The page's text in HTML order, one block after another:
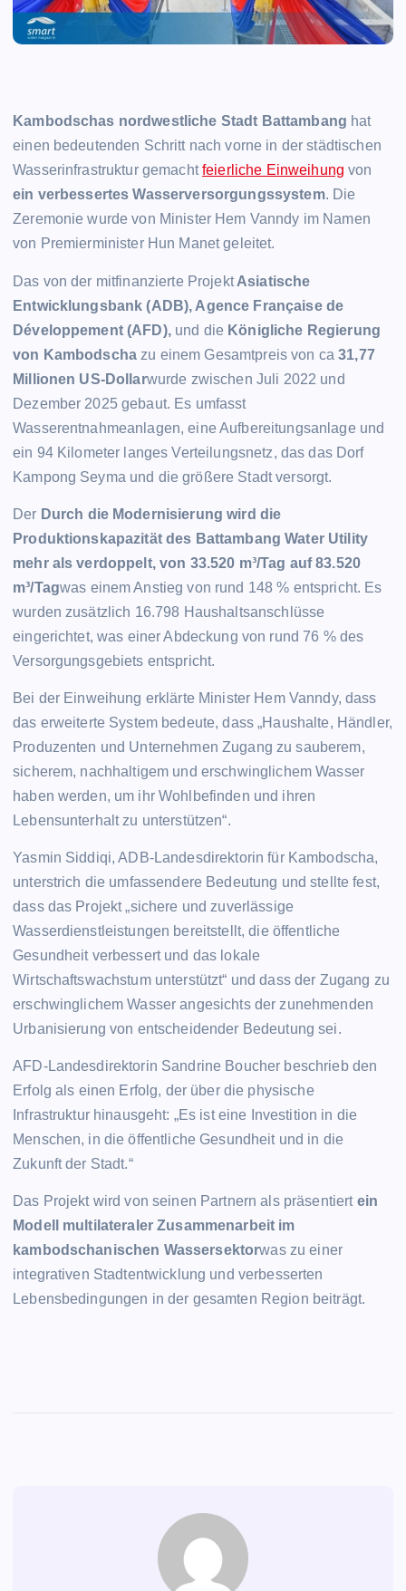
Kambodschas nordwestliche Stadt Battambang hat
einen bedeutenden Schritt nach vorne in der städtischen
Wasserinfrastruktur gemachtfeierliche Einweihung von
ein verbessertes Wasserversorgungssystem. Die
Zeremonie wurde von Minister Hem Vanndy im Namen
von Premierminister Hun Manet geleitet.
Das von der mitfinanzierte ProjektAsiatische
Entwicklungsbank (ADB), Agence Française de
Développement (AFD), und die Königliche Regierung
von Kambodscha zu einem Gesamtpreis von ca31,77
Millionen US-Dollarwurde zwischen Juli 2022 und
Dezember 2025 gebaut. Es umfasst
Wasserentnahmeanlagen, eine Aufbereitungsanlage und
ein 94 Kilometer langes Verteilungsnetz, das das Dorf
Kampong Seyma und die größere Stadt versorgt.
Der Durch die Modernisierung wird die
Produktionskapazität des Battambang Water Utility
mehr als verdoppelt, von 33.520 m³/Tag auf 83.520
m³/Tagwas einem Anstieg von rund 148 % entspricht. Es
wurden zusätzlich 16.798 Haushaltsanschlüsse
eingerichtet, was einer Abdeckung von rund 76 % des
Versorgungsgebiets entspricht.
Bei der Einweihung erklärte Minister Hem Vanndy, dass
das erweiterte System bedeute, dass „Haushalte, Händler,
Produzenten und Unternehmen Zugang zu sauberem,
sicherem, nachhaltigem und erschwinglichem Wasser
haben werden, um ihr Wohlbefinden und ihren
Lebensunterhalt zu unterstützen“.
Yasmin Siddiqi, ADB-Landesdirektorin für Kambodscha,
unterstrich die umfassendere Bedeutung und stellte fest,
dass das Projekt „sichere und zuverlässige
Wasserdienstleistungen bereitstellt, die öffentliche
Gesundheit verbessert und das lokale
Wirtschaftswachstum unterstützt“ und dass der Zugang zu
erschwinglichem Wasser angesichts der zunehmenden
Urbanisierung von entscheidender Bedeutung sei.
AFD-Landesdirektorin Sandrine Boucher beschrieb den
Erfolg als einen Erfolg, der über die physische
Infrastruktur hinausgeht: „Es ist eine Investition in die
Menschen, in die öffentliche Gesundheit und in die
Zukunft der Stadt.“
Das Projekt wird von seinen Partnern als präsentiert ein
Modell multilateraler Zusammenarbeit im
kambodschanischen Wassersektorwas zu einer
integrativen Stadtentwicklung und verbesserten
Lebensbedingungen in der gesamten Region beiträgt.